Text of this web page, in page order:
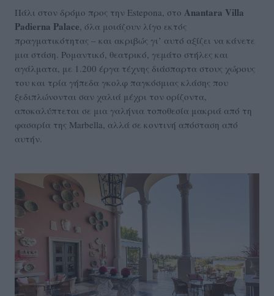
Πάλι στον δρόμο προς την Estepona, στο Anantara Villa
Padierna Palace, όλα μοιάζουν λίγο εκτός
πραγματικότητας – και ακριβώς γι’ αυτό αξίζει να κάνετε
μια στάση. Ρομαντικό, θεατρικό, γεμάτο στήλες και
αγάλματα, με 1.200 έργα τέχνης διάσπαρτα στους χώρους
του και τρία γήπεδα γκολφ παγκόσμιας κλάσης που
ξεδιπλώνονται σαν χαλιά μέχρι τον ορίζοντα,
αποκαλύπτεται σε μια γαλήνια τοποθεσία μακριά από τη
φασαρία της Marbella, αλλά σε κοντινή απόσταση από
αυτήν.